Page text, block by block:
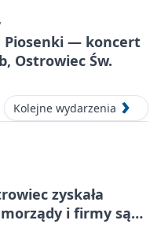
Piosenki — koncert
Ostrowiec Św.
Kolejne wydarzenia
zyskała
i firmy są